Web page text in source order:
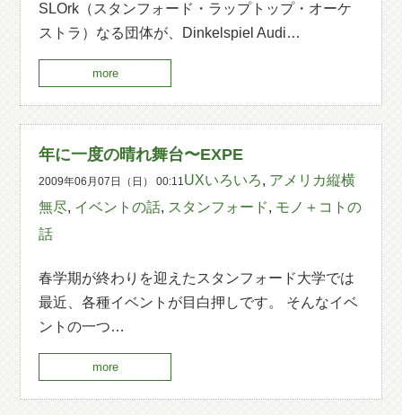
SLOrk（スタンフォード・ラップトップ・オーケ
ストラ）なる団体が、Dinkelspiel Audi…
more
年に一度の晴れ舞台〜EXPE
2009年06月07日（日） 00:11UXいろいろ, アメリカ縦横
無尽, イベントの話, スタンフォード, モノ＋コトの
話
春学期が終わりを迎えたスタンフォード大学では
最近、各種イベントが目白押しです。 そんなイベ
ントの一つ…
more